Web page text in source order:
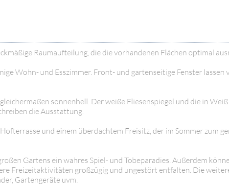
Raumaufteilung, die die vorhandenen Flächen optimal
Wohn- und Esszimmer. Front- und gartenseitige Fenster lassen
sonnenhell. Der weiße Fliesenspiegel und die in
die Ausstattung.
und einem überdachtem Freisitz, der im Sommer zum
Gartens ein wahres Spiel- und Tobeparadies. Außerdem
Freizeitaktivitäten großzügig und ungestört entfalten. Die
Gartengeräte uvm.